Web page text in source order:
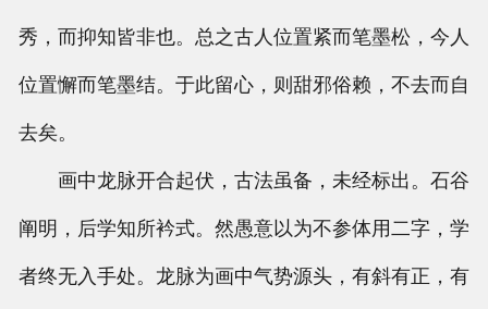
秀，而抑知皆非也。总之古人位置紧而笔墨松，今人
位置懈而笔墨结。于此留心，则甜邪俗赖，不去而自
去矣。
画中龙脉开合起伏，古法虽备，未经标出。石谷
阐明，后学知所衿式。然愚意以为不参体用二字，学
者终无入手处。龙脉为画中气势源头，有斜有正，有